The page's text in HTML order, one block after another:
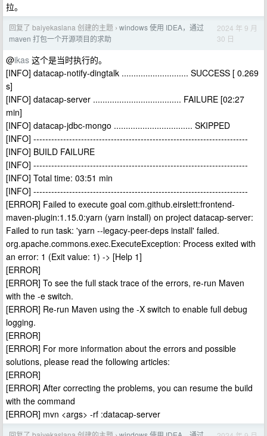
拉。
回复了 baiyekaslana 创建的主题 › windows 使用 IDEA，通过
maven 打包一个开源项目的求助
2024 年 9 月
30 日
@ikas 这个是当时执行的。
[INFO] datacap-notify-dingtalk ............................ SUCCESS [ 0.269
s]
[INFO] datacap-server ..................................... FAILURE [02:27
min]
[INFO] datacap-jdbc-mongo ................................. SKIPPED
[INFO] ------------------------------------------------------------------------
[INFO] BUILD FAILURE
[INFO] ------------------------------------------------------------------------
[INFO] Total time: 03:51 min
[INFO] ------------------------------------------------------------------------
[ERROR] Failed to execute goal com.github.eirslett:frontend-
maven-plugin:1.15.0:yarn (yarn install) on project datacap-server:
Failed to run task: 'yarn --legacy-peer-deps install' failed.
org.apache.commons.exec.ExecuteException: Process exited with
an error: 1 (Exit value: 1) -> [Help 1]
[ERROR]
[ERROR] To see the full stack trace of the errors, re-run Maven
with the -e switch.
[ERROR] Re-run Maven using the -X switch to enable full debug
logging.
[ERROR]
[ERROR] For more information about the errors and possible
solutions, please read the following articles:
[ERROR]
[ERROR] After correcting the problems, you can resume the build
with the command
[ERROR] mvn <args> -rf :datacap-server